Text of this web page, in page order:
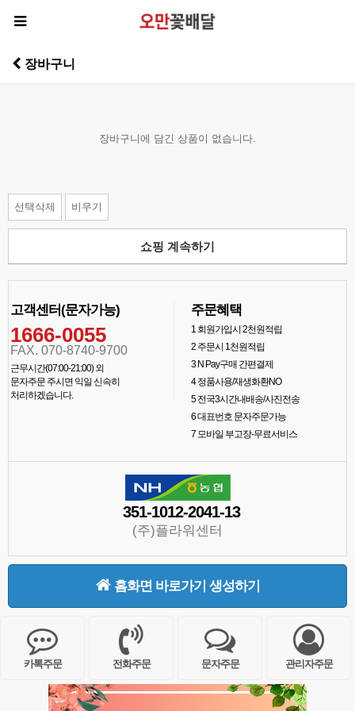
장바구니
장바구니에 담긴 상품이 없습니다.
선택삭제 비우기
쇼핑 계속하기
고객센터(문자가능)
1666-0055
FAX. 070-8740-9700
근무시간(07:00-21:00) 외
문자주문 주시면 익일 신속히
처리하겠습니다.
주문혜택
1회원가입시 2천원적립
2주문시 1천원적립
3N Pay구매 간편결제
4정품사용/재생화환NO
5전국3시간내배송/사진전송
6대표번호 문자주문가능
7모바일 부고장-무료서비스
351-1012-2041-13
(주)플라워센터
홈화면 바로가기 생성하기
카톡주문 전화주문 문자주문 관리자주문